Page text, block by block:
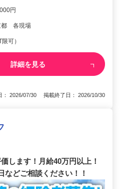
円
都 各現場
可）
詳細を見る
： 2026/07/30 掲載終了日： 2026/10/30
します！月給40万円以上！
などご相談ください！！